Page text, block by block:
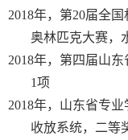
2018年，第20届全国
奥林匹克大赛，
2018年，第四届山东
1项
2018年，山东省专
收放系统，二等